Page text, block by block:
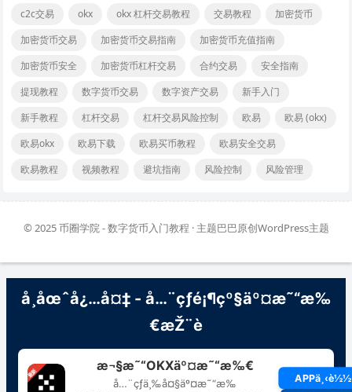
c2c交易 okx okx 杠杆交易教程 交易教程
加密货币
加密货币交易
加密货币交易指南
加密货币充值指南
加密货币安全
加密货币杠杆交易 合约交易
安全指南
提现教程
数字货币交易 数字资产交易
新手入门
新手教程
杠杆交易 杠杆交易风险控制 欧易
欧易 (okx)
欧易okx
欧易下载 欧易买币教程
欧易安全交易
欧易教程
视频教程 避坑指南 风险控制 风险管理
© 2025币圈学院 - 数字货币入门教程 · 主题巴巴原创WordPress主题